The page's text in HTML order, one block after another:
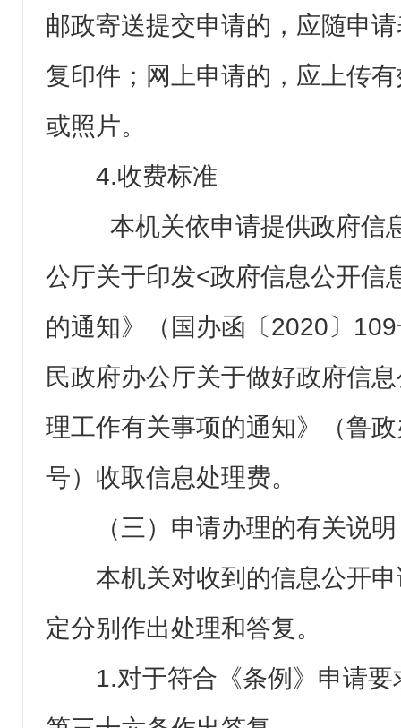
邮政寄送提交申请的，应随申
复印件；网上申请的，应上传
或照片。
4.收费标准
本机关依申请提供政府信息
公厅关于印发<政府信息公开信
的通知》（国办函〔2020〕
民政府办公厅关于做好政府信
理工作有关事项的通知》（鲁
号）收取信息处理费。
（三）申请办理的有关说明
本机关对收到的信息公开
定分别作出处理和答复。
1.对于符合《条例》申请